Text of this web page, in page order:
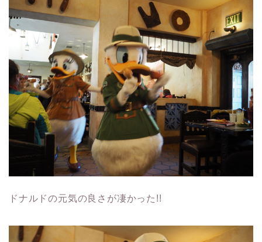
ドナルドの元気の良さが凄かった!!